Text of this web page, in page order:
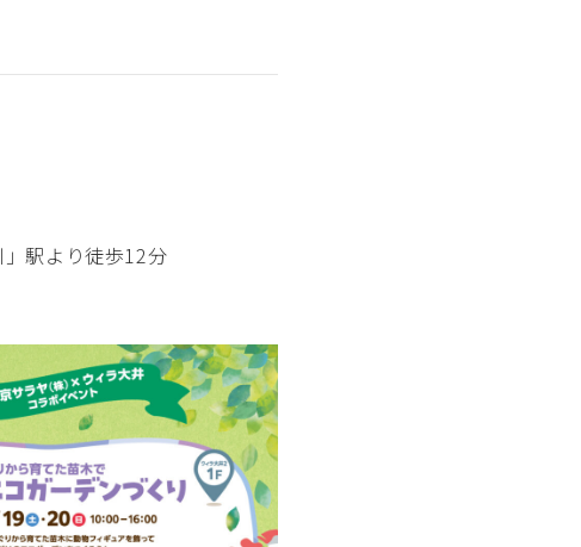
」駅より徒歩12分